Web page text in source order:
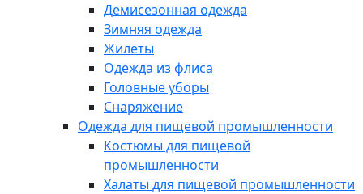
Демисезонная одежда
Зимняя одежда
Жилеты
Одежда из флиса
Головные уборы
Снаряжение
Одежда для пищевой промышленности
Костюмы для пищевой
промышленности
Халаты для пищевой промышленности